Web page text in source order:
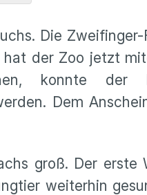
Die
der Zoo jetzt
konnte der
Dem
groß. Der erste
weiterhin